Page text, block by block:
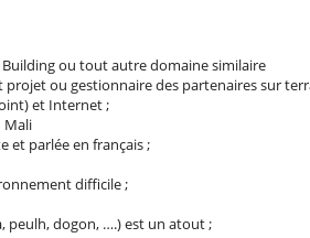
ou tout autre domaine similaire
ou gestionnaire des partenaires sur
et Internet ;
Mali
et parlée en français ;
difficile ;
peulh, dogon, ….) est un atout ;